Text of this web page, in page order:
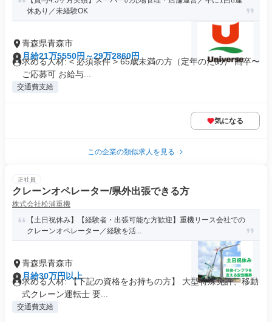
休あり／未経験OK
青森県青森市
月給21万5550円～29万2860円
求める人材: < 必須条件 > 65歳未満の方（定年のため） 高卒〜
ご応募可 お給与...
交通費支給
気になる
この企業の類似求人を見る
正社員
クレーンオペレーター/県外出張できる方
株式会社松浦重機
【土日祝休み】【経験者・出張可能な方歓迎】重機リース会社での
クレーンオペレーター／経験を活...
青森県青森市
月給30万円以上
求める人材: 【下記の資格をお持ちの方】 大型特殊免許、移動
式クレーン運転士 要...
交通費支給